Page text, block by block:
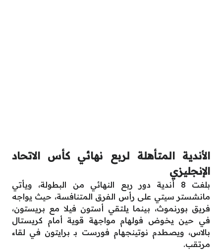
الأندية المتأهلة لربع نهائي كأس الاتحاد
الإنجليزي
بلغت 8 أندية دور ربع النهائي من البطولة، ويأتي
مانشستر سيتي على رأس الفرق المتنافسة، حيث يواجه
فريق بورنموث، بينما يلتقي أستون فيلا مع بريستون،
في حين يخوض فولهام مواجهة قوية أمام كريستال
بالاس، ويصطدم نوتينجهام فورست بـ برايتون في لقاء
مرتقب.